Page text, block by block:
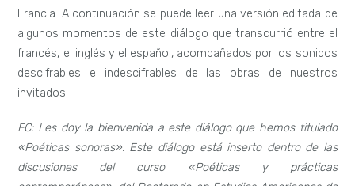
Francia. A continuación se puede leer una versión editada de
algunos momentos de este diálogo que transcurrió entre el
francés, el inglés y el español, acompañados por los sonidos
descifrables e indescifrables de las obras de nuestros
invitados.
FC: Les doy la bienvenida a este diálogo que hemos titulado
«Poéticas sonoras». Este diálogo está inserto dentro de las
discusiones del curso «Poéticas y prácticas